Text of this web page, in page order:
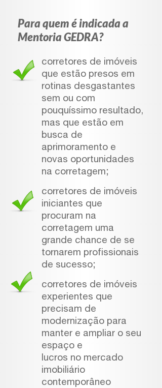
corretores de imóveis
que estão presos em
rotinas desgastantes
sem ou com
pouquíssimo resultado,
mas que estão em
busca de
aprimoramento e
novas oportunidades
na corretagem;
corretores de imóveis
iniciantes que
procuram na
corretagem uma
grande chance de se
tornarem profissionais
de sucesso;
corretores de imóveis
experientes que
precisam de
modernização para
manter e ampliar o seu
espaço e
lucros no mercado
imobiliário
contemporâneo
Para quem é indicada a
Mentoria GEDRA?